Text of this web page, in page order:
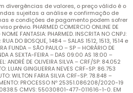
divergências de valores, o preço válido é o
sujeitas a análise e confirmação de
e condições de pagamento podem sofrer
prévio. PHARMED COMERCIO ONLINE DE
FANTASIA: PHARMED. INSCRITA NO CNPJ:
DO BOSQUE, 1484 – SALAS 1512, 1513, 1514 e
FUNDA – SÃO PAULO – SP – HORÁRIO DE
A SEXTA-FEIRA – DAS 09:00 AS 18:00 –
ANDRÉ DE OLIVEIRA SILVA – CRF/SP: 84.052
LUAN GINGUERRA NEVES CRF-SP: 86.753
WILTON FARIA SILVA CRF-SP: 78.848 –
PROCESSO Nº 25351.086208/2020-19
CMVS: 55030801-477-011616-1-0. EM